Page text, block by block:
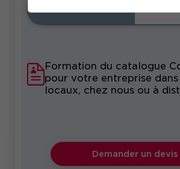
Intra
Formation du catalogue
pour votre entreprise
locaux, chez nous ou à
Demander un devis